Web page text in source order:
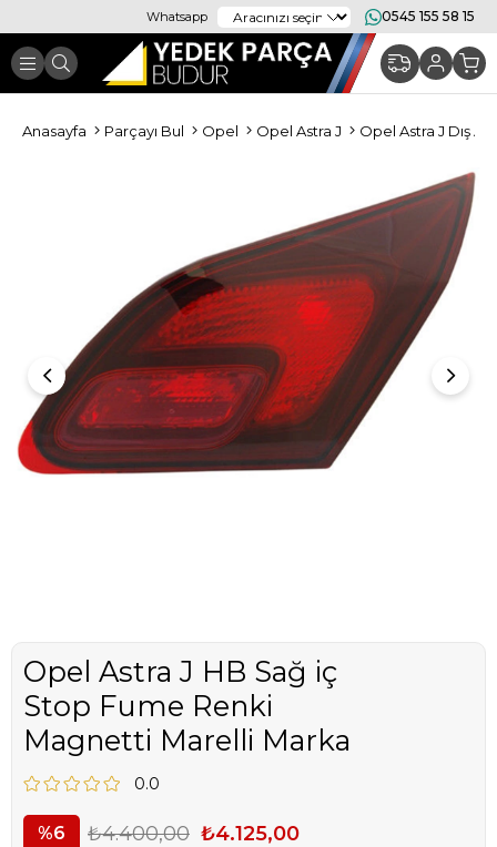
Whatsapp 0545 155 58 15
Anasayfa Parçayı Bul Opel Opel Astra J Opel Astra J Dış
Opel Astra J HB Sağ iç
Stop Fume Renki
Magnetti Marelli Marka
0.0
6 ₺4.400,00 ₺4.125,00